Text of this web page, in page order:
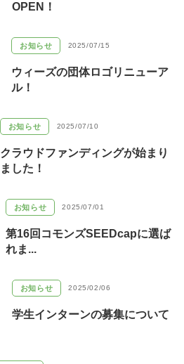
OPEN！
お知らせ 2025/07/15
ウィーズの団体ロゴリニューア
ル！
お知らせ 2025/07/10
クラウドファンディングが始まり
ました！
お知らせ 2025/07/01
第16回コモンズSEEDcapに選ば
れま...
お知らせ 2025/02/06
学生インターンの募集について